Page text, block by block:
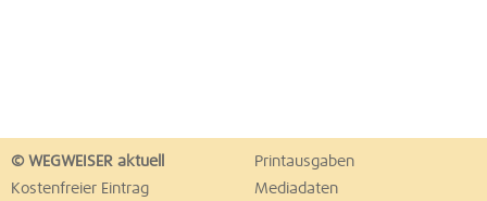
© WEGWEISER aktuell
Printausgaben
Kostenfreier Eintrag
Mediadaten